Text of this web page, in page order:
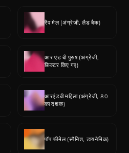
रैप मेल (अंग्रेज़ी, लैड बैक)
आर एंड बी पुरुष (अंग्रेजी,
फ़िल्टर किए गए)
आरएंडबी महिला (अंग्रेजी, 80
का दशक)
पॉप फीमेल (स्पैनिश, डायनेमिक)